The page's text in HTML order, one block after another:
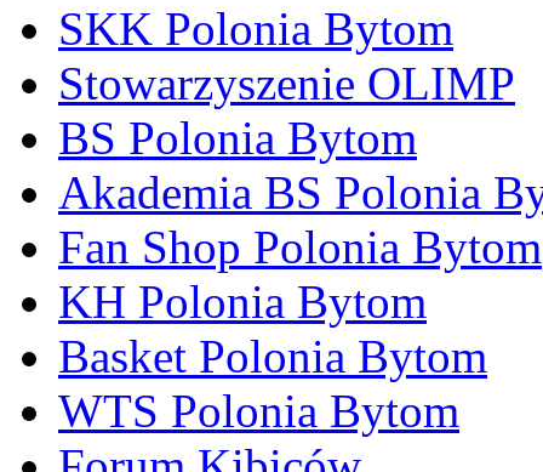
SKK Polonia Bytom
Stowarzyszenie OLIMP
BS Polonia Bytom
Akademia BS Polonia
Fan Shop Polonia Bytom
KH Polonia Bytom
Basket Polonia Bytom
WTS Polonia Bytom